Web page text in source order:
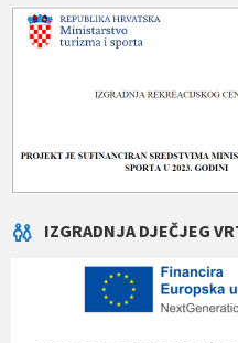
IZGRADNJA DJEČJEG